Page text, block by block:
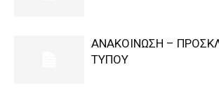
ΑΝΑΚΟΙΝΩΣΗ –
ΤΥΠΟΥ